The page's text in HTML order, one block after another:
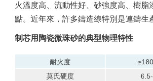
火溫度高、流動性好、砂強度高、樹脂
點。 近年來，許多鑄造線特別是連鑄生
制芯用陶瓷微珠砂的典型物理特性
耐火度
莫氏硬度